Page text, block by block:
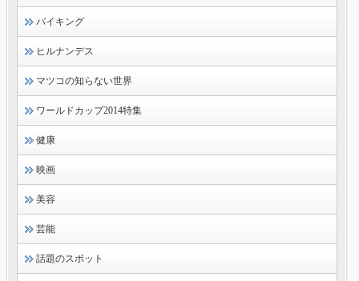
バイキング
ヒルナンデス
マツコの知らない世界
ワールドカップ2014特集
健康
映画
美容
芸能
話題のスポット